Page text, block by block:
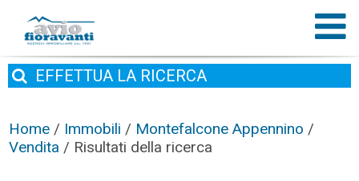
EFFETTUA LA RICERCA
Home / Immobili / Montefalcone Appennino /
Vendita / Risultati della ricerca